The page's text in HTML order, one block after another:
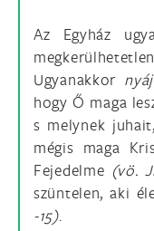
Az Egyház
Ugyanakkor nyáj
hogy Ő maga
s melynek
mégis maga
Fejedelme (vö.
szüntelen, aki
-15).